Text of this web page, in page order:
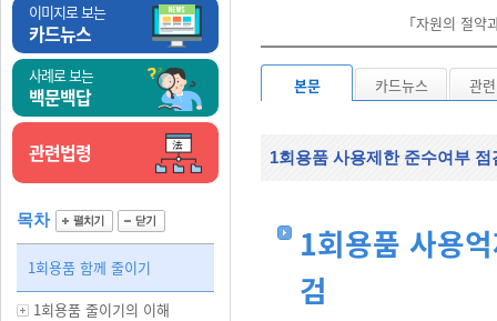
이미지로 보는
카드뉴스
사례로 보는
백문백답
관련법령
목차
1회용품 함께 줄이기
1회용품 줄이기의 이해
「자원의 절
본문 카드뉴스 관
1회용품 사용제한 준수여부 점
1회용품 사용
검